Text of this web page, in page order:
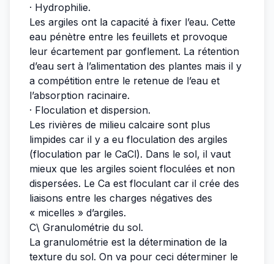
· Hydrophilie.
Les argiles ont la capacité à fixer l’eau. Cette
eau pénètre entre les feuillets et provoque
leur écartement par gonflement. La rétention
d’eau sert à l’alimentation des plantes mais il y
a compétition entre le retenue de l’eau et
l’absorption racinaire.
· Floculation et dispersion.
Les rivières de milieu calcaire sont plus
limpides car il y a eu floculation des argiles
(floculation par le CaCl). Dans le sol, il vaut
mieux que les argiles soient floculées et non
dispersées. Le Ca est floculant car il crée des
liaisons entre les charges négatives des
« micelles » d’argiles.
C\ Granulométrie du sol.
La granulométrie est la détermination de la
texture du sol. On va pour ceci déterminer le